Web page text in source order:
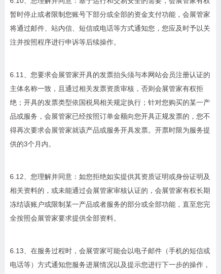
暂时停止或者限制您账号下部分或全部的资金支付功能，会展管家
将通过邮件、站内信、短信或电话等方式通知您，您应及时予以关
注并按照程序进行申诉等后续操作。
6.11、您要求会展管家开具的发票抬头须与本网站会员注册认证的
主体名称一致，且通过相关发票资质审核，否则会展管家有权拒
绝；开具的发票类型依国税局相关规定执行；针对您购买的某一产
品或服务，会展管家已经按照订单金额向您开具正规发票的，您不
得再次要求会展管家就该产品或服务开具发票。开票时限为服务提
供的3个月内。
6.12、您理解并同意：如您拒绝如实提供其资质证明或身份证明及
相关资料的，或未能通过会展管家审核认证的，会展管家有权长期
冻结该账户或限制某一产品或者服务的部分或全部功能，直至您完
全按照会展管家要求提供全部资料。
6.13、在服务过程时，会展管家可能会以电子邮件（手机的短信或
电话等）方式通知您服务进展情况以及提示您进行下一步的操作，